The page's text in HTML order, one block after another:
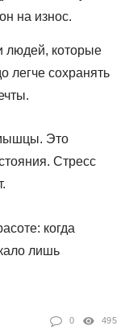
на износ.
людей, которые
легче сохранять
Это
Стресс
когда
лишь
0 495